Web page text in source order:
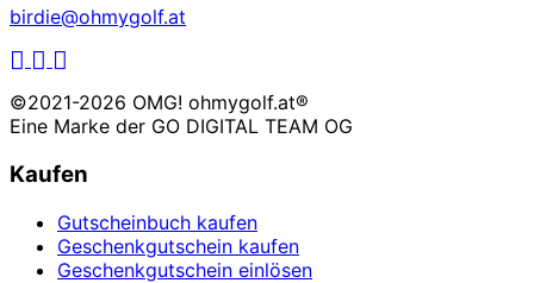
birdie@ohmygolf.at
LinkedIn
Facebook
Instagram
©2021-2026 OMG! ohmygolf.at®
Eine Marke der GO DIGITAL TEAM OG
Kaufen
Gutscheinbuch kaufen
Geschenkgutschein kaufen
Geschenkgutschein einlösen